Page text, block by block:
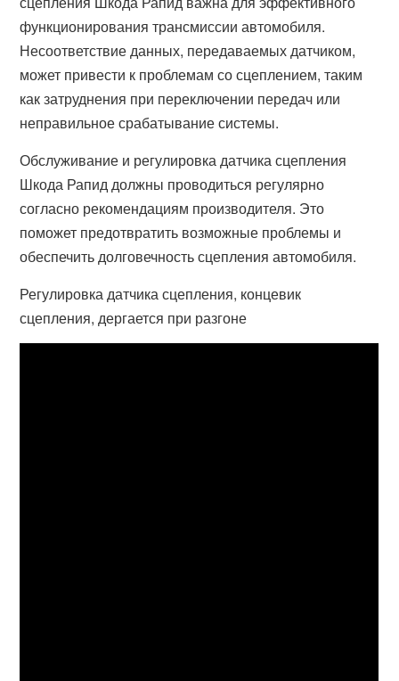
функционирования трансмиссии автомобиля.
Несоответствие данных, передаваемых датчиком,
может привести к проблемам со сцеплением, таким
как затруднения при переключении передач или
неправильное срабатывание системы.
Обслуживание и регулировка датчика сцепления
Шкода Рапид должны проводиться регулярно
согласно рекомендациям производителя. Это
поможет предотвратить возможные проблемы и
обеспечить долговечность сцепления автомобиля.
Регулировка датчика сцепления, концевик
сцепления, дергается при разгоне